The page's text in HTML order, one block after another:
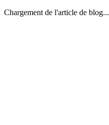
Chargement de l'article de blog...